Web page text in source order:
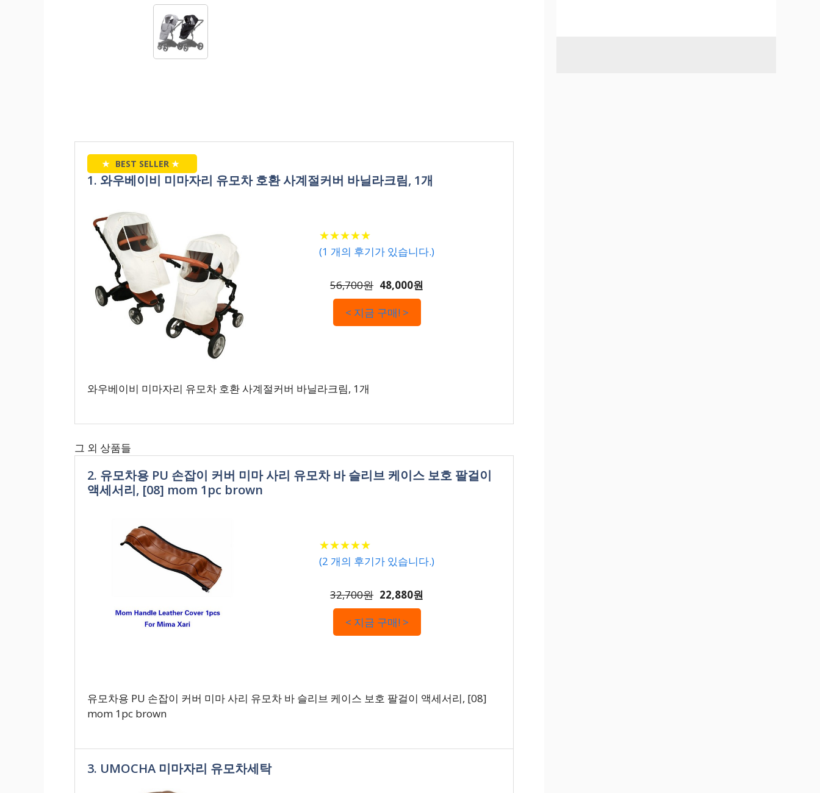
★ BEST SELLER ★
1. 와우베이비 미마자리 유모차 호환 사계절커버 바닐라크림, 1개
★★★★★
★★★★★
(1 개의 후기가 있습니다.)
56,700원 48,000원
< 지금 구매! >
와우베이비 미마자리 유모차 호환 사계절커버 바닐라크림, 1개
그 외 상품들
2. 유모차용 PU 손잡이 커버 미마 사리 유모차 바 슬리브 케이스 보호 팔걸이
액세서리, [08] mom 1pc brown
★★★★★
★★★★★
(2 개의 후기가 있습니다.)
32,700원 22,880원
< 지금 구매! >
유모차용 PU 손잡이 커버 미마 사리 유모차 바 슬리브 케이스 보호 팔걸이 액세서리, [08]
mom 1pc brown
3. UMOCHA 미마자리 유모차세탁